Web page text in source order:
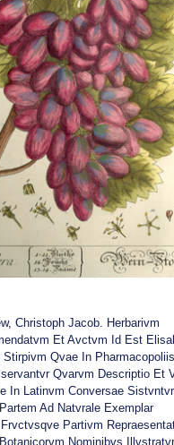
Christoph Jacob. Herbarivm
Et Avctvm Id Est
Qvae In
Qvarvm Descriptio Et
In Latinvm Conversae Sistvntvr
Ad Natvrale Exemplar
Partivm
Nominibvs